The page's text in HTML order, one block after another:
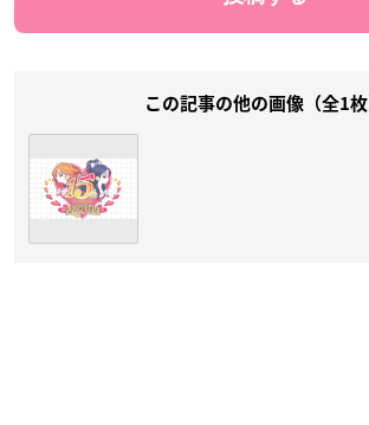
この記事の他の画像（全1枚